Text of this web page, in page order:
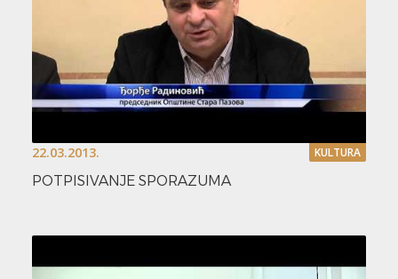
22.03.2013. KULTURA
POTPISIVANJE SPORAZUMA